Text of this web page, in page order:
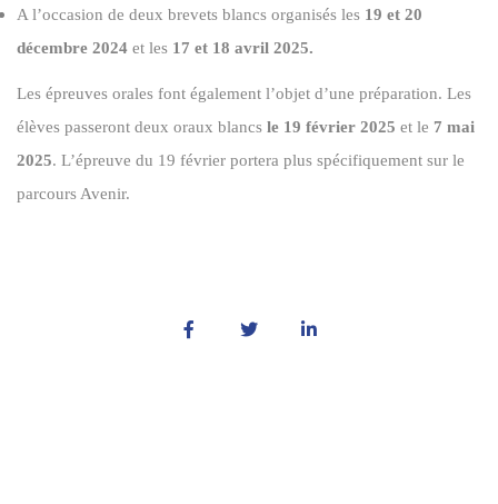
A l’occasion de deux brevets blancs organisés les 19 et 20
décembre 2024 et les 17 et 18 avril 2025.
Les épreuves orales font également l’objet d’une préparation. Les
élèves passeront deux oraux blancs le 19 février 2025 et le 7 mai
2025. L’épreuve du 19 février portera plus spécifiquement sur le
parcours Avenir.